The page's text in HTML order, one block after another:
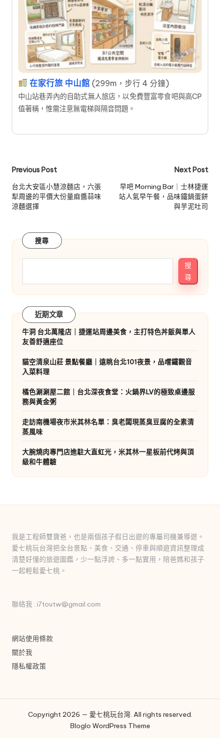
在家行旅 中山館 (299m，步行 4 分鐘)
中山站巷弄內的自助式無人旅店，以免費豐富零食吧與高CP
值著稱，惟需注意無電梯與隔音問題。
Post
navigation
Previous Post
台北大安區小慧涼麵店，六張
犁周邊的平價大份量麻醬蒜味
涼麵選擇
Next Post
早吧 Morning Bar｜士林捷運
站人氣早午餐，品味鐵鍋蛋餅
與芋泥吐司
搜尋
搜
尋
近期文章
牛洞 台北萬隆店｜捷運站周邊美食，主打特色丼飯與單人
友善舒適座位
貓空清泉山莊 景點餐廳｜遠眺台北101夜景，品嚐鐵觀音
入菜料理
橘色涮涮屋二館｜台北深夜食堂：火鍋界LV的極致桌邊服
務與黃金粥
走訪南機場夜市米其林名單：臭老闆現蒸臭豆腐的全素清
蒸風味
大腕燒肉專門店進駐大直虹光，米其林一星板前代烤與頂
級和牛體驗
我是工程師雙寶爸，也是兩個孩子假日出遊的專屬司機兼導遊。
愛七桃玩台灣把全台景點、美食、交通、停車與順遊資訊整理成
清楚好懂的旅遊圖鑑，少一點浮誇、多一點實用，陪爸媽和孩子
一起輕鬆愛七桃。
聯絡我 : i7toutw@gmail.com
網站使用條款
關於我
隱私權政策
Copyright 2026 — 愛七桃玩台灣. All rights reserved.
Bloglo WordPress Theme